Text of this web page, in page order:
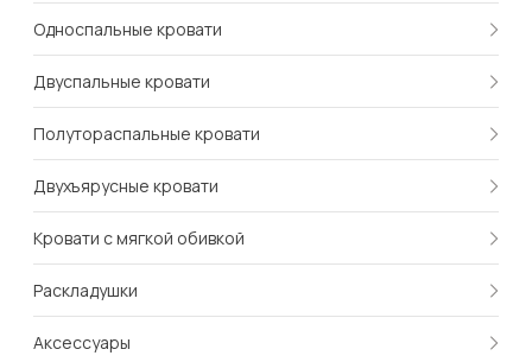
Односпальные кровати
Двуспальные кровати
Полутораспальные кровати
Двухъярусные кровати
Кровати с мягкой обивкой
Раскладушки
Аксессуары